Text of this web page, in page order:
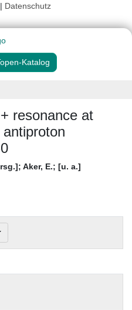
| Datenschutz
Katalog
resonance at
; Aker, E.; [u. a.]